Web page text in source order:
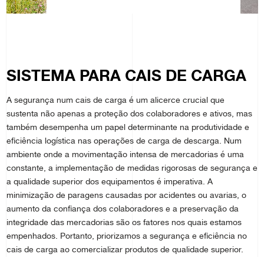
SISTEMA PARA CAIS DE CARGA
A segurança num cais de carga é um alicerce crucial que
sustenta não apenas a proteção dos colaboradores e ativos, mas
também desempenha um papel determinante na produtividade e
eficiência logística nas operações de carga de descarga. Num
ambiente onde a movimentação intensa de mercadorias é uma
constante, a implementação de medidas rigorosas de segurança e
a qualidade superior dos equipamentos é imperativa. A
minimização de paragens causadas por acidentes ou avarias, o
aumento da confiança dos colaboradores e a preservação da
integridade das mercadorias são os fatores nos quais estamos
empenhados. Portanto, priorizamos a segurança e eficiência no
cais de carga ao comercializar produtos de qualidade superior.